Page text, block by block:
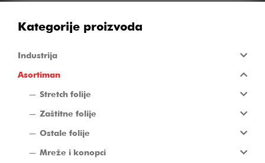
Kategorije proizvoda
Industrija
Asortiman
Stretch folije
Zaštitne folije
Ostale folije
Mreže i konopci